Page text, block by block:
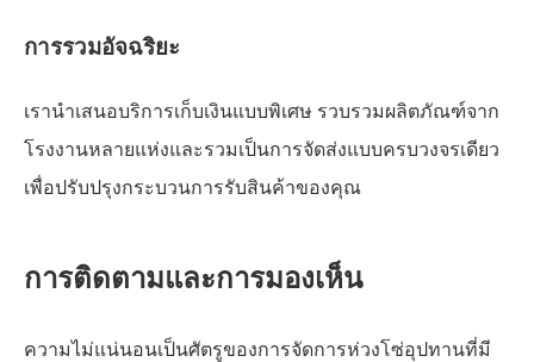
การรวมอัจฉริยะ
เรานำเสนอบริการเก็บเงินแบบพิเศษ รวบรวมผลิตภัณฑ์จาก
โรงงานหลายแห่งและรวมเป็นการจัดส่งแบบครบวงจรเดียว
เพื่อปรับปรุงกระบวนการรับสินค้าของคุณ
การติดตามและการมองเห็น
ความไม่แน่นอนเป็นศัตรูของการจัดการห่วงโซ่อุปทานที่มี